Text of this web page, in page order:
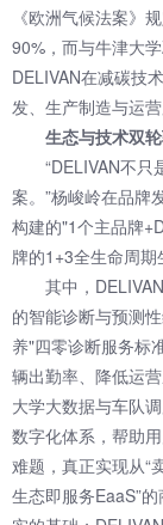
《欧洲气候法案》
90%‌‌，而与牛津大
DELIVAN在减碳技
发、生产制造与运
生态与技术双
“DELIVAN不
案。”杨峻岭在品牌
构建的"1个主品牌
牌的1+3全生命周期
其中，
的智能诊断与预测
养"四零诊断服务标
辆出勤率、降低运
大学大数据与车队
数字化体系，帮助
难题，真正实现从“
生态即服务EaaS”